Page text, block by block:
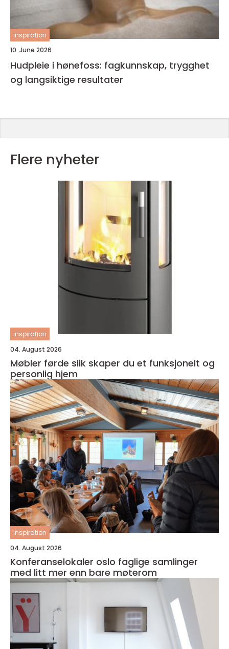
inspiration
10. June 2026
Hudpleie i hønefoss: fagkunnskap, trygghet
og langsiktige resultater
Flere nyheter
inspiration
04. August 2026
Møbler førde slik skaper du et funksjonelt og
personlig hjem
inspiration
04. August 2026
Konferanselokaler oslo faglige samlinger
med litt mer enn bare møterom